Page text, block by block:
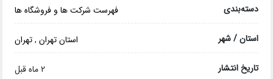
دسته‌بندی فهرست شرکت ها و فروشگاه ها
استان / شهر استان تهران,تهران
تاریخ انتشار 2 ماه قبل